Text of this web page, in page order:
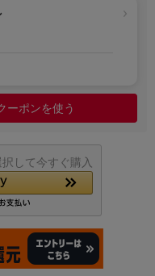
ーポンを使う
して今すぐ購入
円
月 まで